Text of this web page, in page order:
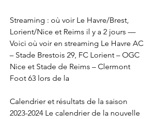
Streaming : où voir Le Havre/Brest,
Lorient/Nice et Reims il y a 2 jours —
Voici où voir en streaming Le Havre AC
– Stade Brestois 29, FC Lorient – OGC
Nice et Stade de Reims – Clermont
Foot 63 lors de la
Calendrier et résultats de la saison
2023-2024 Le calendrier de la nouvelle